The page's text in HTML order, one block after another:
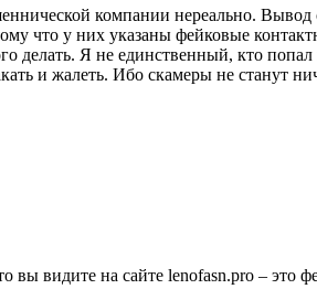
компании нереально. Вывод
что у них указаны фейковые
делать. Я не единственный, кто
и жалеть. Ибо скамеры не станут
видите на сайте lenofasn.pro – это